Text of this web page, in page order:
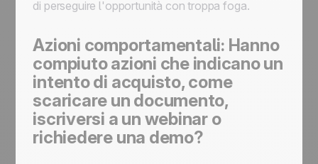
di perseguire l'opportunità con troppa foga.
Azioni comportamentali: Hanno
compiuto azioni che indicano un
intento di acquisto, come
scaricare un documento,
iscriversi a un webinar o
richiedere una demo?